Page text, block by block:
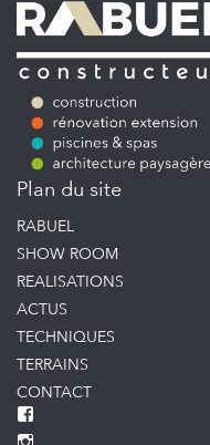
Plan du site
RABUEL
SHOW ROOM
REALISATIONS
ACTUS
TECHNIQUES
TERRAINS
CONTACT